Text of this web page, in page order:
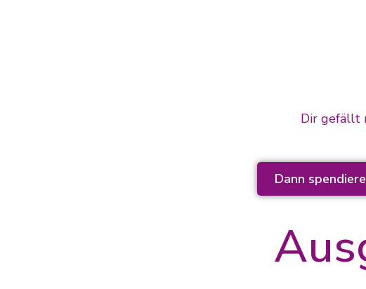
Dir gefällt
Dann